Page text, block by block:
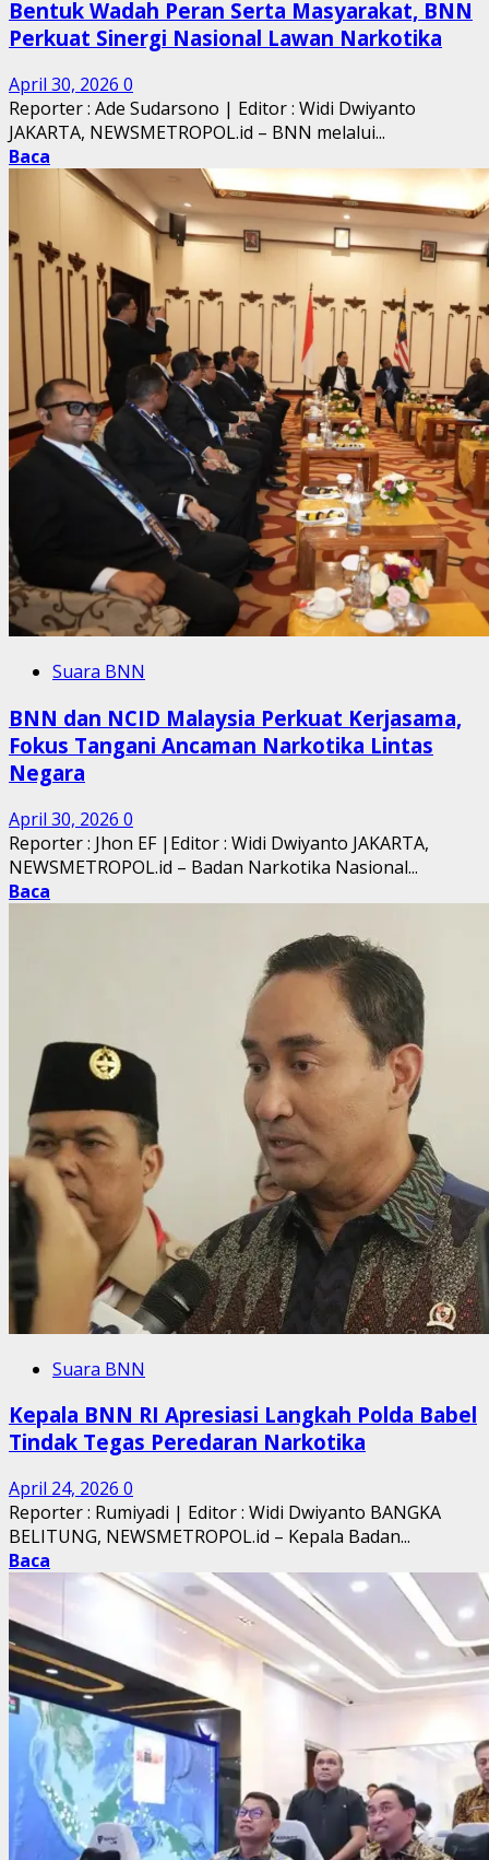
Bentuk Wadah Peran Serta Masyarakat, BNN
Perkuat Sinergi Nasional Lawan Narkotika
April 30, 2026 0
Reporter : Ade Sudarsono | Editor : Widi Dwiyanto
JAKARTA, NEWSMETROPOL.id – BNN melalui...
Baca
Suara BNN
BNN dan NCID Malaysia Perkuat Kerjasama,
Fokus Tangani Ancaman Narkotika Lintas
Negara
April 30, 2026 0
Reporter : Jhon EF |Editor : Widi Dwiyanto JAKARTA,
NEWSMETROPOL.id – Badan Narkotika Nasional...
Baca
Suara BNN
Kepala BNN RI Apresiasi Langkah Polda Babel
Tindak Tegas Peredaran Narkotika
April 24, 2026 0
Reporter : Rumiyadi | Editor : Widi Dwiyanto BANGKA
BELITUNG, NEWSMETROPOL.id – Kepala Badan...
Baca